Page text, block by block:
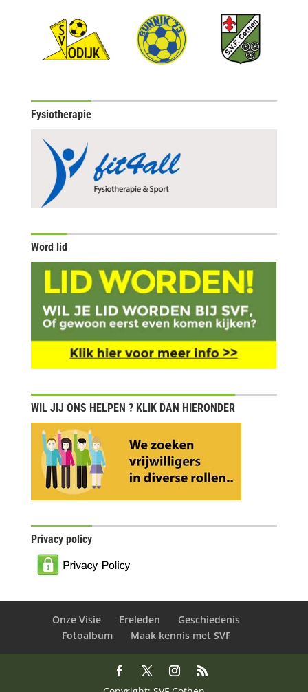
Fysiotherapie
Word lid
WIL JIJ ONS HELPEN ? KLIK DAN HIERONDER
Privacy policy
Onze Visie Ereleden
Geschiedenis
Fotoalbum
Maak kennis met SVF